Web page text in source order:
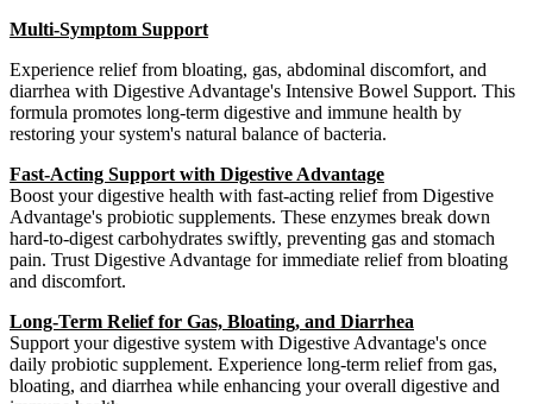
Multi-Symptom Support
Experience relief from bloating, gas, abdominal discomfort, and
diarrhea with Digestive Advantage's Intensive Bowel Support. This
formula promotes long-term digestive and immune health by
restoring your system's natural balance of bacteria.
Fast-Acting Support with Digestive Advantage
Boost your digestive health with fast-acting relief from Digestive
Advantage's probiotic supplements. These enzymes break down
hard-to-digest carbohydrates swiftly, preventing gas and stomach
pain. Trust Digestive Advantage for immediate relief from bloating
and discomfort.
Long-Term Relief for Gas, Bloating, and Diarrhea
Support your digestive system with Digestive Advantage's once
daily probiotic supplement. Experience long-term relief from gas,
bloating, and diarrhea while enhancing your overall digestive and